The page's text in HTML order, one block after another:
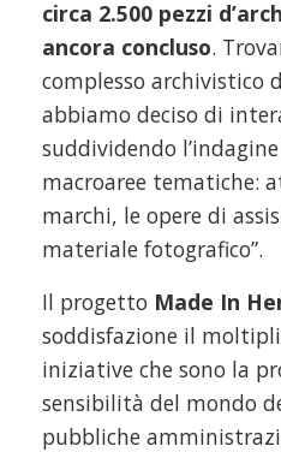
circa 2.500 pezzi
ancora concluso.
complesso archivistico
abbiamo deciso di
suddividendo
macroaree tematiche:
marchi, le opere di
materiale fotografico”.
Il progetto Made In
soddisfazione il
iniziative che sono la
sensibilità del mondo
pubbliche